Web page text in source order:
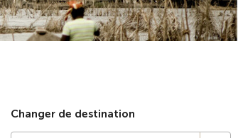
Changer de destination